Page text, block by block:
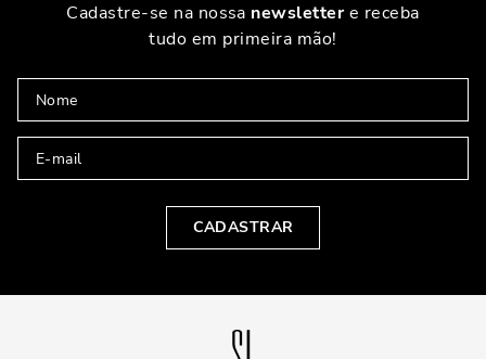
Cadastre-se na nossa newslettere receba
tudo em primeira mão!
CADASTRAR